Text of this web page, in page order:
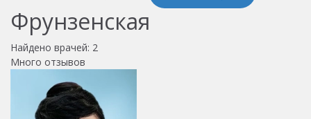
Фрунзенская
Найдено врачей: 2
Много отзывов